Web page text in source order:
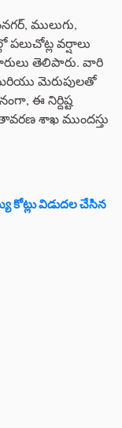
ములుగు,
పలుచోట్ల వర్షాలు
తెలిపారు. వారి
మెరుపులతో
ఈ నిర్దిష్ట
శాఖ ముందస్తు
కోట్లు విడుదల చేసిన